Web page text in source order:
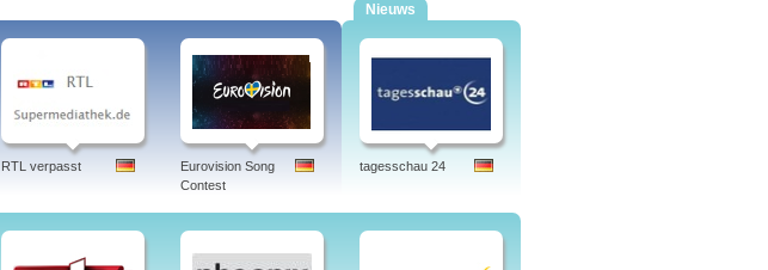
RTL verpasst
Eurovision Song
Contest
Nieuws
tagesschau 24